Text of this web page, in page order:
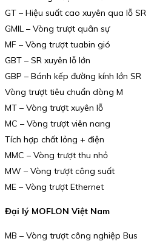
GT – Hiệu suất cao xuyên qua lỗ SR
GMIL – Vòng trượt quân sự
MF – Vòng trượt tuabin gió
GBT – SR xuyên lỗ lớn
GBP – Bánh kếp đường kính lớn SR
Vòng trượt tiêu chuẩn dòng M
MT – Vòng trượt xuyên lỗ
MC – Vòng trượt viên nang
Tích hợp chất lỏng + điện
MMC – Vòng trượt thu nhỏ
MW – Vòng trượt công suất
ME – Vòng trượt Ethernet
Đại lý MOFLON Việt Nam
MB – Vòng trượt công nghiệp Bus